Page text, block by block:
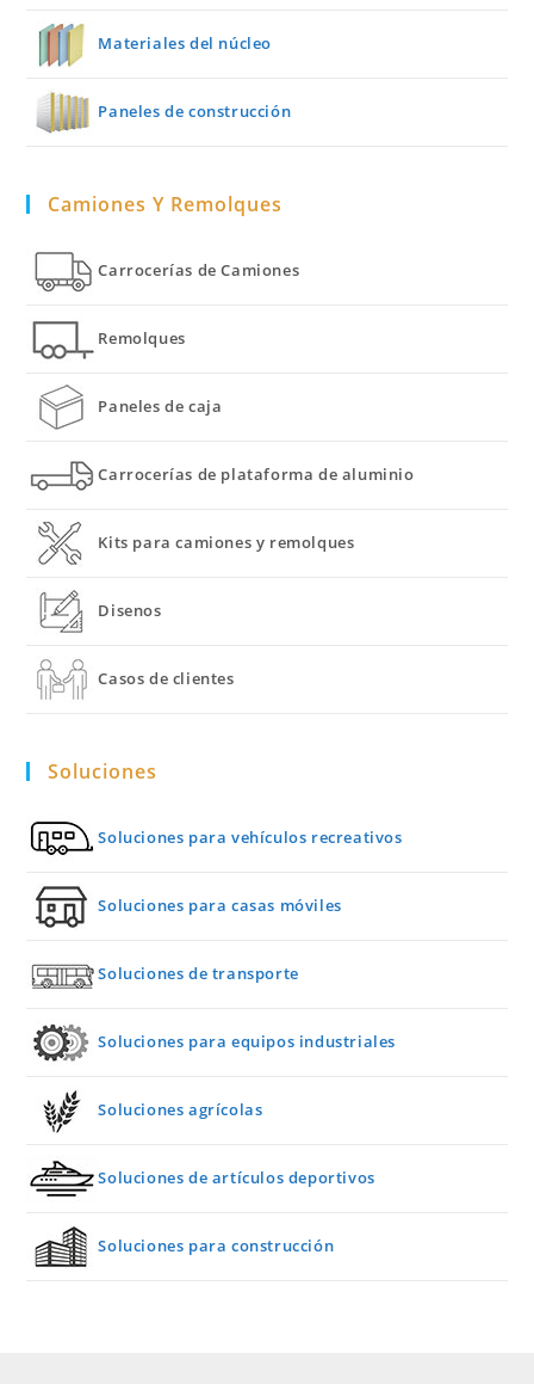
Materiales del núcleo
Paneles de construcción
Camiones Y Remolques
Carrocerías de Camiones
Remolques
Paneles de caja
Carrocerías de plataforma de aluminio
Kits para camiones y remolques
Disenos
Casos de clientes
Soluciones
Soluciones para vehículos recreativos
Soluciones para casas móviles
Soluciones de transporte
Soluciones para equipos industriales
Soluciones agrícolas
Soluciones de artículos deportivos
Soluciones para construcción